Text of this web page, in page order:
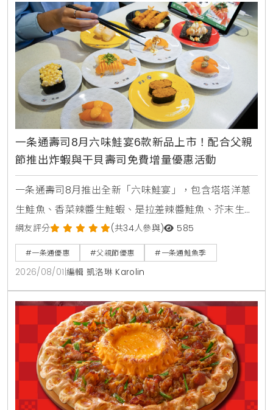
一条通壽司8月六味鮭宴6款新品上市！配合父親
節推出炸蝦與干貝壽司免費增量優惠活動
一条通壽司8月推出全新「六味鮭宴」，包含塔塔洋蔥
生鮭魚、香菜辣醬生鮭蝦、是拉差辣醬鮭魚、芥末生鮭
蝦貝海苔包、蟹醬沙拉鮭魚及美威鮭魚鬆軍艦等6款新
品，同步推出父親節增量優惠活動。
網友評分 (共34人參與) 585
#一条通優惠 #父親節優惠 #一条通鮭魚季
2026/08/01 編輯 凱洛琳 Karolin